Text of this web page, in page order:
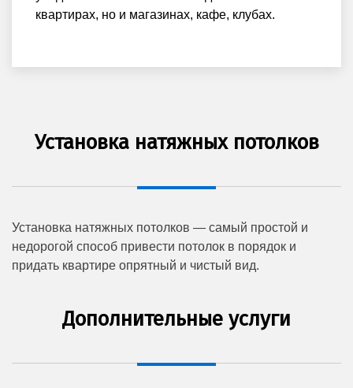
квартирах, но и магазинах, кафе, клубах.
Установка натяжных потолков
Установка натяжных потолков — самый простой и
недорогой способ привести потолок в порядок и
придать квартире опрятный и чистый вид.
Дополнительные услуги